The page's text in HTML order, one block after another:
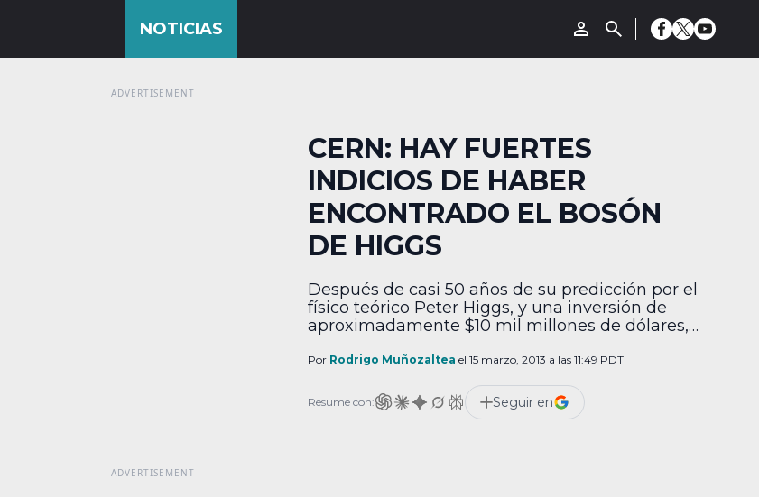
CERN: HAY FUERTES
INDICIOS DE HABER
ENCONTRADO EL BOSÓN
DE HIGGS
Después de casi 50 años de su predicción por el
físico teórico Peter Higgs, y una inversión de
aproximadamente $10 mil millones de dólares,
investigación nuclear CERN han encontrado
partícula descubierta el pasado Julio es, en
efecto, la llamada “partícula de Dios”. […]
Por Rodrigo Muñozaltea el 15 marzo, 2013 a las 11:49 PDT
Resume con: Seguir en